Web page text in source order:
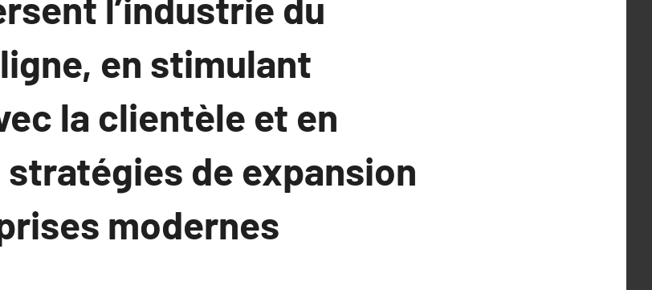
en stimulant
la clientèle et en
de expansion
modernes